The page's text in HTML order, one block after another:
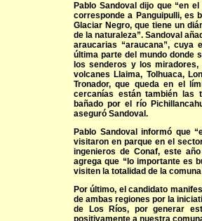
Pablo Sandoval dijo que “en
corresponde a Panguipulli, es
Glaciar Negro, que tiene un
de la naturaleza”. Sandoval
araucarias “araucana”,
última parte del mundo donde
los senderos y los
volcanes Llaima, Tolhuaca,
Tronador, que queda en el
cercanías están también las
bañado por el río
aseguró Sandoval.
Pablo Sandoval informó que
visitaron en parque en el
ingenieros de Conaf, este
agrega que “lo importante es
visiten la totalidad de la
Por último, el candidato
de ambas regiones por la
de Los Ríos, por generar
positivamente a nuestra